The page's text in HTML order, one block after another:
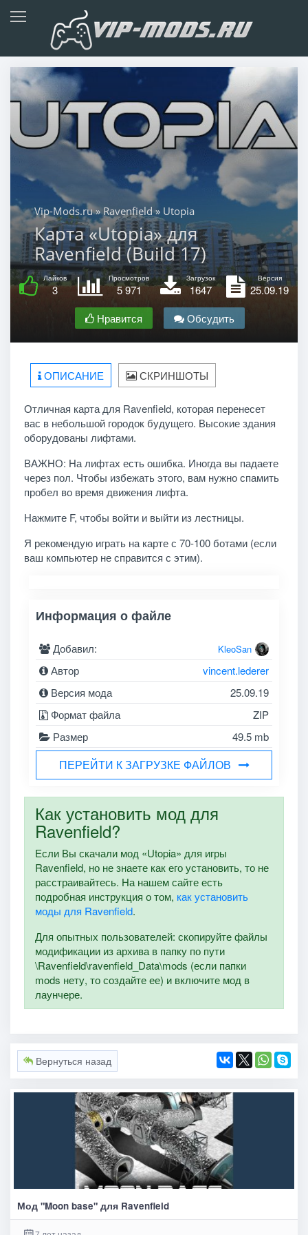
Vip-Mods.ru»Ravenfield» Utopia
Карта «Utopia» для
Ravenfield (Build 17)
Лайков
3
Просмотров
5 971
Загрузок
1647
Версия
25.09.19
Нравится
Обсудить
ОПИСАНИЕ СКРИНШОТЫ
Отличная карта для Ravenfield, которая перенесет
вас в небольшой городок будущего. Высокие здания
оборудованы лифтами.
ВАЖНО: На лифтах есть ошибка. Иногда вы падаете
через пол. Чтобы избежать этого, вам нужно спамить
пробел во время движения лифта.
Нажмите F, чтобы войти и выйти из лестницы.
Я рекомендую играть на карте с 70-100 ботами (если
ваш компьютер не справится с этим).
Информация о файле
Добавил: KleoSan
Автор
vincent.lederer
Версия мода
25.09.19
Формат файла
ZIP
Размер
49.5 mb
ПЕРЕЙТИ К ЗАГРУЗКЕ ФАЙЛОВ
Как установить мод для
Ravenfield?
Если Вы скачали мод «Utopia» для игры
Ravenfield, но не знаете как его установить, то не
расстраивайтесь. На нашем сайте есть
подробная инструкция о том, как установить
моды для Ravenfield.
Для опытных пользователей: скопируйте файлы
модификации из архива в папку по пути
\Ravenfield\ravenfield_Data\mods (если папки
mods нету, то создайте ее) и включите мод в
лаунчере.
Вернуться назад
Мод "Moon base" для Ravenfield